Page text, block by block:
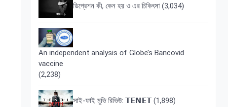
ডিপ্রেশন কী, কেন হয় ও এর চিকিৎসা (3,034)
An independent analysis of Globe’s Bancovid
vaccine
(2,238)
সাই-ফাই মুভি রিভিউ: 𝗧𝗘𝗡𝗘𝗧 (1,898)